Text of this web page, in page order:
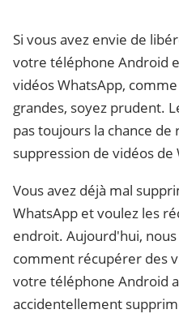
Si vous avez envie de
votre téléphone Android
vidéos WhatsApp,
grandes, soyez prudent.
pas toujours la chance
suppression de vidéos de
Vous avez déjà mal
WhatsApp et voulez les
endroit. Aujourd'hui,
comment récupérer des
votre téléphone Android
accidentellement